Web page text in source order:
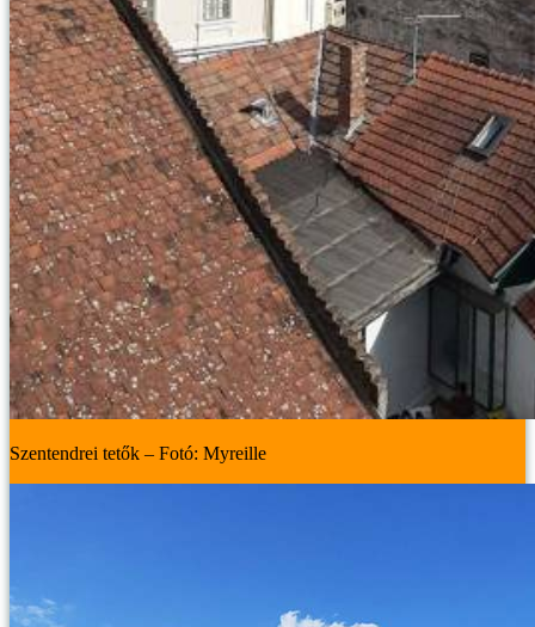
Szentendrei tetők – Fotó: Myreille